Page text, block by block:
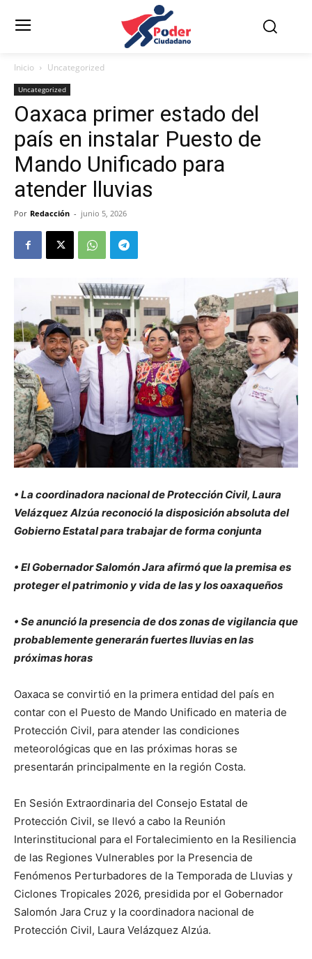
Inicio Uncategorized
Uncategorized
Oaxaca primer estado del
país en instalar Puesto de
Mando Unificado para
atender lluvias
Por Redacción - junio 5, 2026
• La coordinadora nacional de Protección Civil, Laura
Velázquez Alzúa reconoció la disposición absoluta del
Gobierno Estatal para trabajar de forma conjunta
• El Gobernador Salomón Jara afirmó que la premisa es
proteger el patrimonio y vida de las y los oaxaqueños
• Se anunció la presencia de dos zonas de vigilancia que
probablemente generarán fuertes lluvias en las
próximas horas
Oaxaca se convirtió en la primera entidad del país en
contar con el Puesto de Mando Unificado en materia de
Protección Civil, para atender las condiciones
meteorológicas que en las próximas horas se
presentarán principalmente en la región Costa.
En Sesión Extraordinaria del Consejo Estatal de
Protección Civil, se llevó a cabo la Reunión
Interinstitucional para el Fortalecimiento en la Resiliencia
de las Regiones Vulnerables por la Presencia de
Fenómenos Perturbadores de la Temporada de Lluvias y
Ciclones Tropicales 2026, presidida por el Gobernador
Salomón Jara Cruz y la coordinadora nacional de
Protección Civil, Laura Velázquez Alzúa.